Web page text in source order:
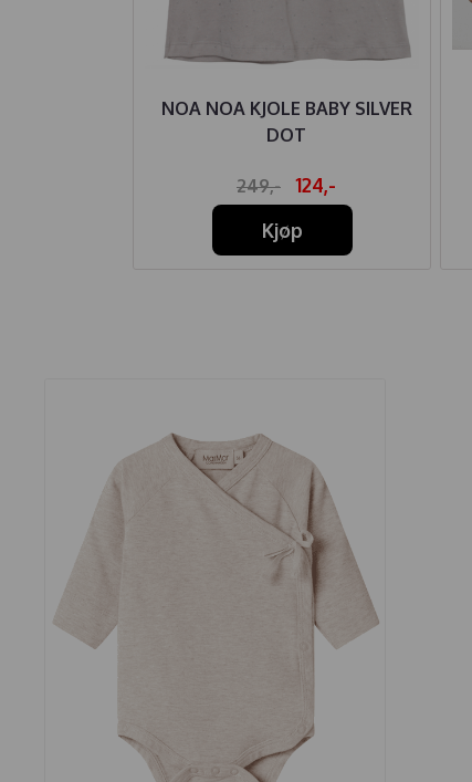
NOA NOA KJOLE BABY SILVER
DOT
249,-
124,-
Kjøp